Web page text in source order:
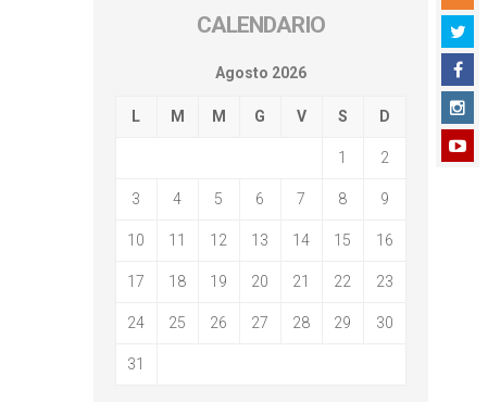
CALENDARIO
Agosto 2026
L M M G V S D
1 2
3 4 5 6 7 8 9
10 11 12 13 14 15 16
17 18 19 20 21 22 23
24 25 26 27 28 29 30
31